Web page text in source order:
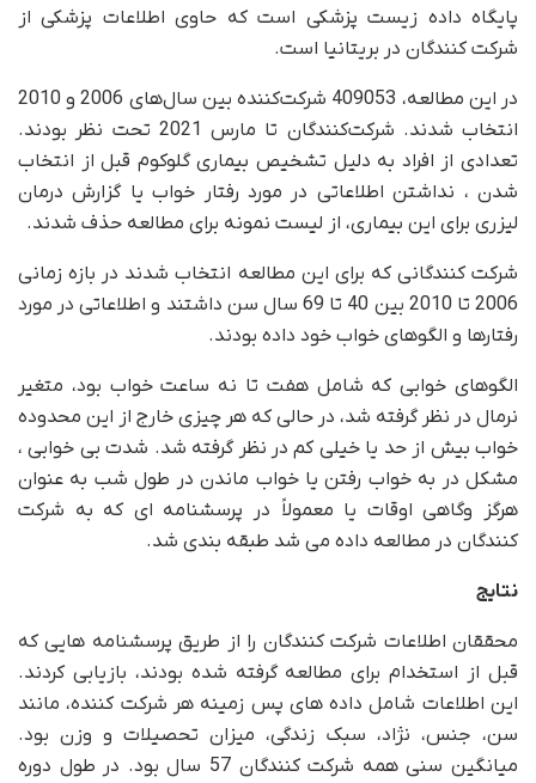
پایگاه داده زیست پزشکی است که حاوی اطلاعات پزشکی از
شرکت کنندگان در بریتانیا است.
در این مطالعه، 409053 شرکت‌کننده بین سال‌های 2006 و 2010
انتخاب شدند. شرکت‌کنندگان تا مارس 2021 تحت نظر بودند.
تعدادی از افراد به دلیل تشخیص بیماری گلوکوم قبل از انتخاب
شدن ، نداشتن اطلاعاتی در مورد رفتار خواب یا گزارش درمان
لیزری برای این بیماری، از لیست نمونه برای مطالعه حذف شدند.
شرکت کنندگانی که برای این مطالعه انتخاب شدند در بازه زمانی
2006 تا 2010 بین 40 تا 69 سال سن داشتند و اطلاعاتی در مورد
رفتارها و الگوهای خواب خود داده بودند.
الگوهای خوابی که شامل هفت تا نه ساعت خواب بود، متغیر
نرمال در نظر گرفته شد، در حالی که هر چیزی خارج از این محدوده
خواب بیش از حد یا خیلی کم در نظر گرفته شد. شدت بی خوابی ،
مشکل در به خواب رفتن یا خواب ماندن در طول شب به عنوان
هرگز وگاهی اوقات یا معمولاً در پرسشنامه ای که به شرکت
کنندگان در مطالعه داده می شد طبقه بندی شد.
نتایج
محققان اطلاعات شرکت کنندگان را از طریق پرسشنامه هایی که
قبل از استخدام برای مطالعه گرفته شده بودند، بازیابی کردند.
این اطلاعات شامل داده های پس زمینه هر شرکت کننده، مانند
سن، جنس، نژاد، سبک زندگی، میزان تحصیلات و وزن بود.
میانگین سنی همه شرکت کنندگان 57 سال بود. در طول دوره